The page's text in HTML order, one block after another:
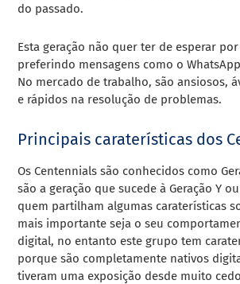
do passado.
Esta geração não quer ter de esperar
preferindo mensagens como o
No mercado de trabalho, são ansiosos,
e rápidos na resolução de problemas.
Principais caraterísticas dos
Os Centennials são conhecidos como
são a geração que sucede à Geração Y
quem partilham algumas caraterísticas
mais importante seja o seu
digital, no entanto este grupo tem
porque são completamente nativos
tiveram uma exposição desde muito